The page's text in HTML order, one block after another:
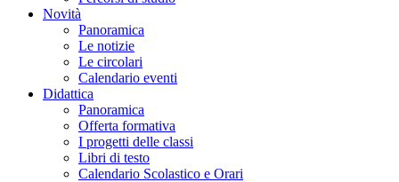
Novità
Panoramica
Le notizie
Le circolari
Calendario eventi
Didattica
Panoramica
Offerta formativa
I progetti delle classi
Libri di testo
Calendario Scolastico e Orari